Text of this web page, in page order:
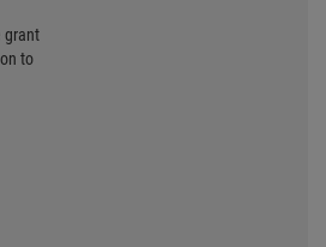
grant
to